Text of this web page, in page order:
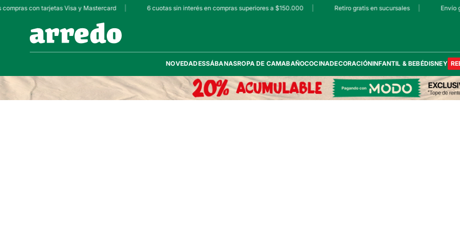
con tarjetas Visa y Mastercard 6 cuotas sin interés en compras superiores a $150.000 Retiro gratis en sucursales Envío
NOVEDADESSÁBANASROPA DE CAMABAÑOCOCINADECORACIÓNINFANTIL & BEBÉDISNEY